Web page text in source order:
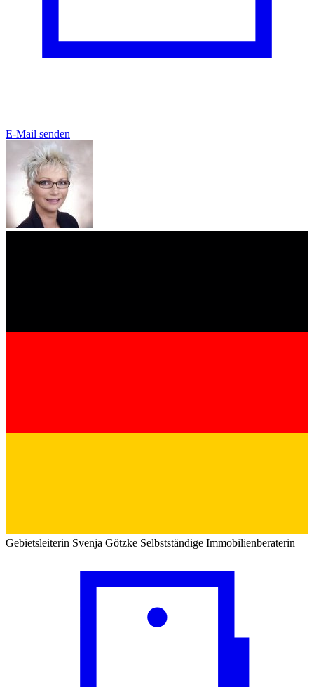
E-Mail senden
Gebietsleiterin Svenja Götzke Selbstständige Immobilienberaterin